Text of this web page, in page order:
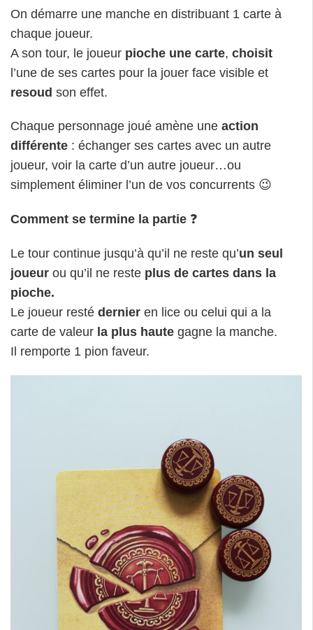
On démarre une manche en distribuant 1 carte à
chaque joueur.
A son tour, le joueur pioche une carte, choisit
l’une de ses cartes pour la jouer face visible et
resoud son effet.
Chaque personnage joué amène une action
différente : échanger ses cartes avec un autre
joueur, voir la carte d’un autre joueur…ou
simplement éliminer l’un de vos concurrents 😉
Comment se termine la partie ❓
Le tour continue jusqu’à qu’il ne reste qu’un seul
joueur ou qu’il ne reste plus de cartes dans la
pioche.
Le joueur resté dernier en lice ou celui qui a la
carte de valeur la plus haute gagne la manche.
Il remporte 1 pion faveur.